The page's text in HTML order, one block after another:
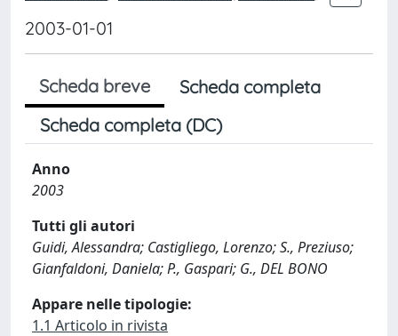
2003-01-01
Scheda breve
Scheda completa
Scheda completa (DC)
Anno
2003
Tutti gli autori
Guidi, Alessandra; Castigliego, Lorenzo; S., Preziuso;
Gianfaldoni, Daniela; P., Gaspari; G., DEL BONO
Appare nelle tipologie:
1.1 Articolo in rivista